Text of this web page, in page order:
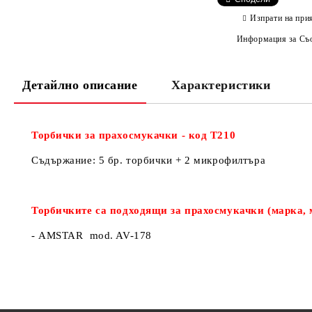
Изпрати на
Информация за
Детайлно описание Характеристики
Торбички за прахосмукачки - код Т210
Съдържание: 5 бр. торбички + 2 микрофилтъра
Торбичките са подходящи за прахосмукачки (марка,
- AMSTAR mod. AV-178